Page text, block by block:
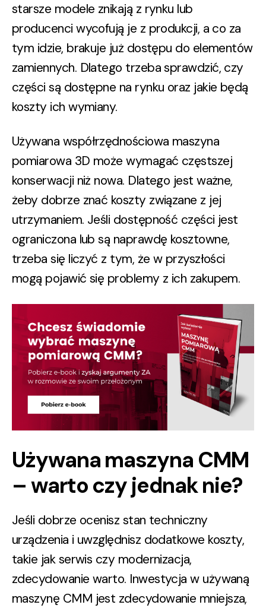
starsze modele znikają z rynku lub
producenci wycofują je z produkcji, a co za
tym idzie, brakuje już dostępu do elementów
zamiennych. Dlatego trzeba sprawdzić, czy
części są dostępne na rynku oraz jakie będą
koszty ich wymiany.
Używana współrzędnościowa maszyna
pomiarowa 3D może wymagać częstszej
konserwacji niż nowa. Dlatego jest ważne,
żeby dobrze znać koszty związane z jej
utrzymaniem. Jeśli dostępność części jest
ograniczona lub są naprawdę kosztowne,
trzeba się liczyć z tym, że w przyszłości
mogą pojawić się problemy z ich zakupem.
Używana maszyna CMM
– warto czy jednak nie?
Jeśli dobrze ocenisz stan techniczny
urządzenia i uwzględnisz dodatkowe koszty,
takie jak serwis czy modernizacja,
zdecydowanie warto. Inwestycja w używaną
maszynę CMM jest zdecydowanie mniejsza,